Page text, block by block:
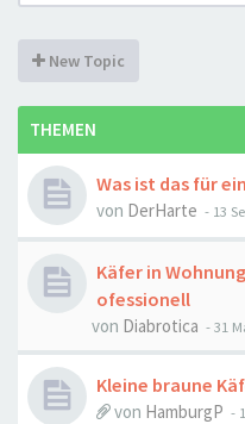
New Topic
THEMEN
Was ist das für
von DerHarte - 13
Käfer in
ofessionell
von Diabrotica -31
Kleine braune
von HamburgP -